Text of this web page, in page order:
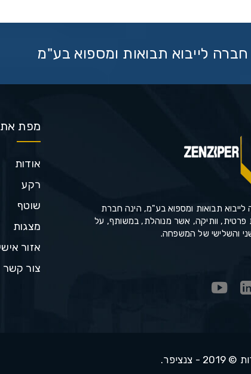
לייבוא תבואות ומספוא בע"מ
תבואות ומספוא בע"מ, הינה חברת
וותיקה, אשר מנוהלת, במשותף, על
והשלישי של המשפחה.
מפת
אודות
רקע
שוטף
מצגות
אזור אישי
צור קשר
צנציפר.